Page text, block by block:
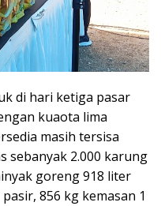
di hari ketiga pasar
kuaota lima
masih tersisa
sebanyak 2.000 karung
goreng 918 liter
856 kg kemasan 1